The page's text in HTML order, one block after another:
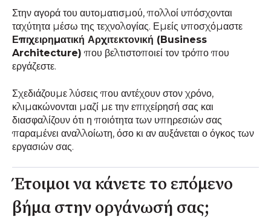
Στην αγορά του αυτοματισμού, πολλοί υπόσχονται
ταχύτητα μέσω της τεχνολογίας. Εμείς υποσχόμαστε
Επιχειρηματική Αρχιτεκτονική (Business
Architecture) που βελτιστοποιεί τον τρόπο που
εργάζεστε.
Σχεδιάζουμε λύσεις που αντέχουν στον χρόνο,
κλιμακώνονται μαζί με την επιχείρησή σας και
διασφαλίζουν ότι η ποιότητα των υπηρεσιών σας
παραμένει αναλλοίωτη, όσο κι αν αυξάνεται ο όγκος των
εργασιών σας.
Έτοιμοι να κάνετε το επόμενο
βήμα στην οργάνωσή σας;